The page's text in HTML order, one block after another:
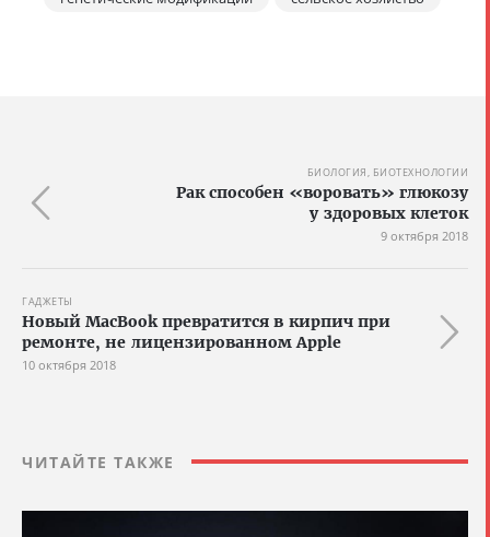
БИОЛОГИЯ, БИОТЕХНОЛОГИИ
Рак способен «воровать» глюкозу
у здоровых клеток
9 октября 2018
ГАДЖЕТЫ
Новый MacBook превратится в кирпич при
ремонте, не лицензированном Apple
10 октября 2018
ЧИТАЙТЕ ТАКЖЕ